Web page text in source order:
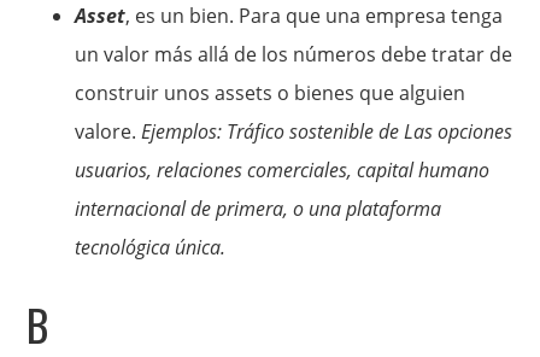
Asset, es un bien. Para que una empresa tenga
un valor más allá de los números debe tratar de
construir unos assets o bienes que alguien
valore.Ejemplos: Tráfico sostenible de Las opciones
usuarios, relaciones comerciales, capital humano
internacional de primera, o una plataforma
tecnológica única.
B